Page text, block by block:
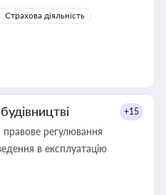
Страхова діяльність
+15
регулювання
в експлуатацію